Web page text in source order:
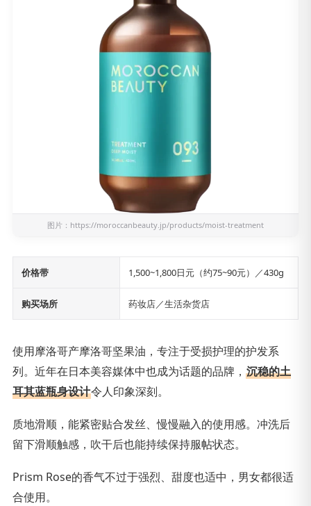
图片： https://moroccanbeauty.jp/products/moist-treatment
价格带 1,500~1,800日元（约75~90元）／430g
购买场所 药妆店／生活杂货店
使用摩洛哥产摩洛哥坚果油，专注于受损护理的护发系
列。近年在日本美容媒体中也成为话题的品牌， 沉稳的土
耳其蓝瓶身设计令人印象深刻。
质地滑顺，能紧密贴合发丝、慢慢融入的使用感。冲洗后
留下滑顺触感，吹干后也能持续保持服帖状态。
Prism Rose的香气不过于强烈、甜度也适中，男女都很适
合使用。